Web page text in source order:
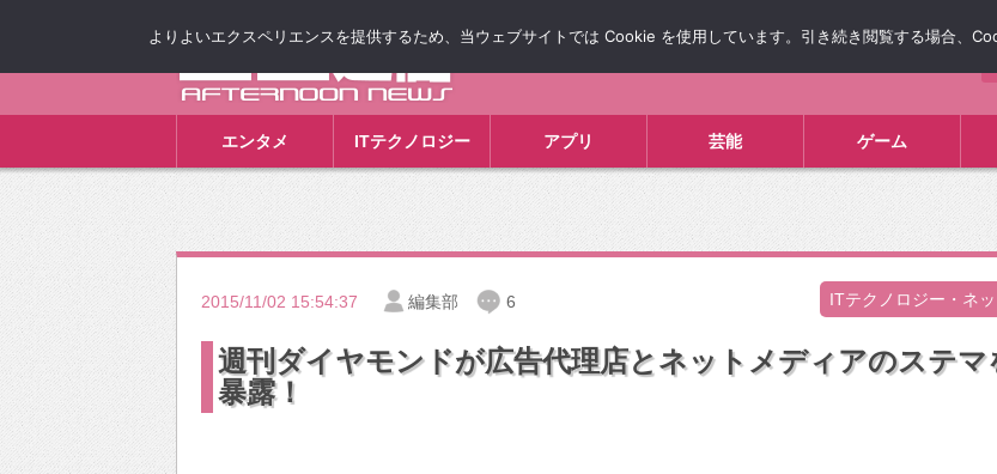
エンタメ ITテクノロジー アプリ 芸能 ゲーム
2015/11/02 15:54:37 編集部 6 ITテクノロジー・ネッ
週刊ダイヤモンドが広告代理店とネットメディアのステマ
暴露！
よりよいエクスペリエンスを提供するため、当ウェブサイトでは Cookie を使用しています。引き続き閲覧する場合、